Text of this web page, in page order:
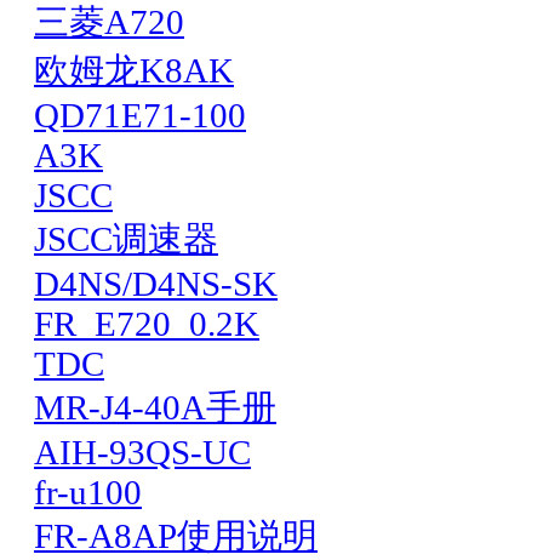
三菱A720
欧姆龙K8AK
QD71E71-100
A3K
JSCC
JSCC调速器
D4NS/D4NS-SK
FR_E720_0.2K
TDC
MR-J4-40A手册
AIH-93QS-UC
fr-u100
FR-A8AP使用说明